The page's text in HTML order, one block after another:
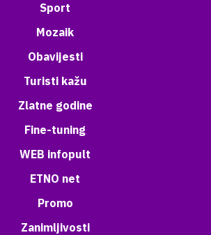
Sport
Mozaik
Obavijesti
Turisti kažu
Zlatne godine
Fine-tuning
WEB infopult
ETNO net
Promo
Zanimljivosti